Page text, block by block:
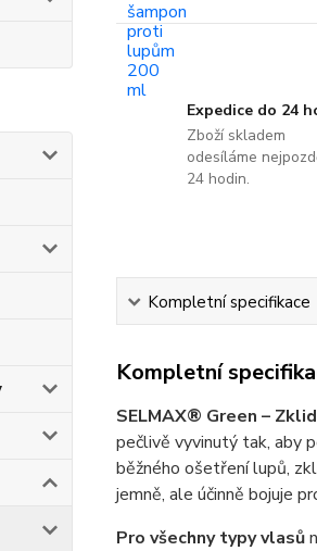
Expedice do 24
Zboží skladem
odesíláme
24 hodin.
Kompletní specifikace
Kompletní
SELMAX® Green –
pečlivě vyvinutý tak, aby
běžného ošetření lupů,
jemně, ale účinně bojuje
Pro všechny typy vlasů